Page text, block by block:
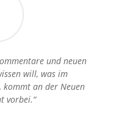
und neuen
will, was im
an der Neuen
vorbei.“